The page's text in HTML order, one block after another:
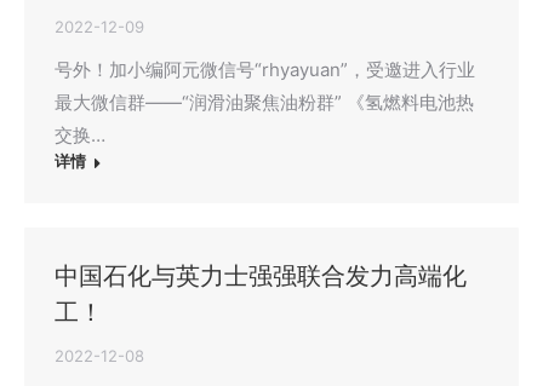
2022-12-09
号外！加小编阿元微信号“rhyayuan”，受邀进入行业
最大微信群——“润滑油聚焦油粉群” 《氢燃料电池热
交换…
详情
中国石化与英力士强强联合发力高端化
工！
2022-12-08